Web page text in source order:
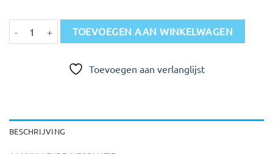
Medailles D62 Ø 9 cm!! aantalTOEVOEGEN AAN WINKELWAGEN
Toevoegen aan verlanglijst
BESCHRIJVING